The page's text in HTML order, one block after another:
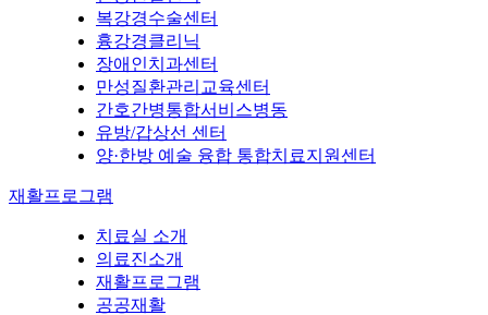
복강경수술센터
흉강경클리닉
장애인치과센터
만성질환관리교육센터
간호간병통합서비스병동
유방/갑상선 센터
양·한방 예술 융합 통합치료지원센터
재활프로그램
치료실 소개
의료진소개
재활프로그램
공공재활